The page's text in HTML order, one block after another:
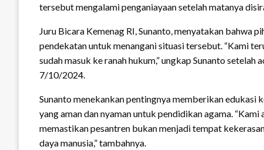
tersebut mengalami penganiayaan setelah matanya
Juru Bicara Kemenag RI, Sunanto, menyatakan bahwa
pendekatan untuk menangani situasi tersebut. “Kami
sudah masuk ke ranah hukum,” ungkap Sunanto
7/10/2024.
Sunanto menekankan pentingnya memberikan edukasi
yang aman dan nyaman untuk pendidikan agama.
memastikan pesantren bukan menjadi tempat
daya manusia,” tambahnya.